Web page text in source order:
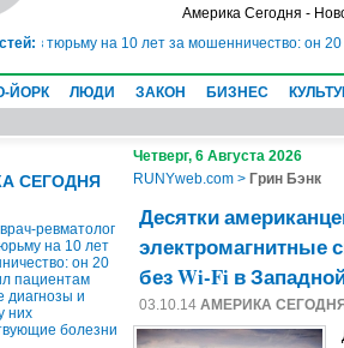
Америка Сегодня -
в тюрьму на 10 лет за мошенничество: он
ЙОРК ЛЮДИ ЗАКОН БИЗНЕС
СЕГОДНЯ
ревматолог
на 10 лет
он 20
пациентам
диагнозы и
них
болезни
Четверг, 6 Августа 2026
RUNYweb.com > Грин Бэнк
Десятки
электромагнитные
без Wi-Fi в
03.10.14 АМЕРИКА СЕГОДНЯ